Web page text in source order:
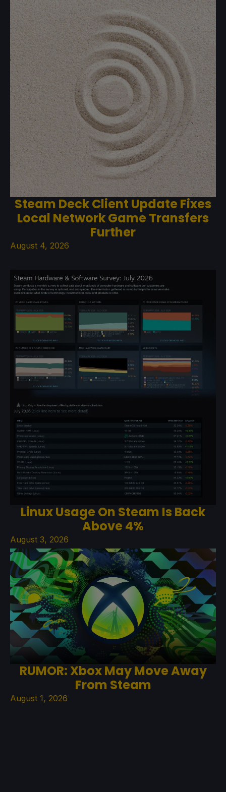
Steam Deck Client Update Fixes
Local Network Game Transfers
Further
August 4, 2026
Linux Usage On Steam Is Back
Above 4%
August 3, 2026
RUMOR: Xbox May Move Away
From Steam
August 1, 2026